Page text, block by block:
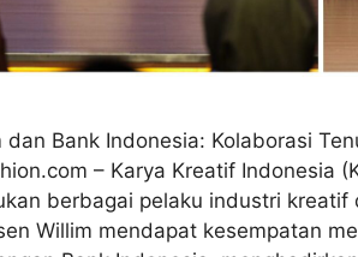
dan Bank Indonesia: Kolaborasi
– Karya Kreatif Indonesia
berbagai pelaku industri kreatif
Willim mendapat kesempatan